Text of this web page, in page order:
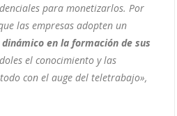
para monetizarlos. Por
las empresas adopten un
en la formación de sus
el conocimiento y las
con el auge del teletrabajo»,